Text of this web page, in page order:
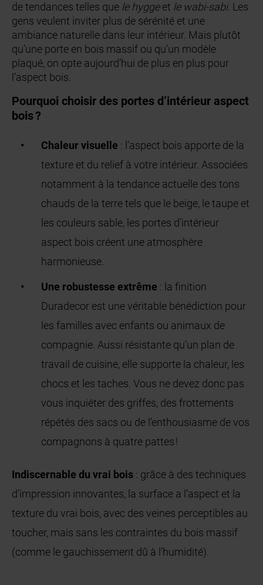
de tendances telles que le hyggeet le wabi-sabi. Les
gens veulent inviter plus de sérénité et une
ambiance naturelle dans leur intérieur. Mais plutôt
qu’une porte en bois massif ou qu’un modèle
plaqué, on opte aujourd’hui de plus en plus pour
l’aspect bois.
Pourquoi choisir des portes d’intérieur aspect
bois ?
Chaleur visuelle : l’aspect bois apporte de la
texture et du relief à votre intérieur. Associées
notamment à la tendance actuelle des tons
chauds de la terre tels que le beige, le taupe et
les couleurs sable, les portes d’intérieur
aspect bois créent une atmosphère
harmonieuse.
Une robustesse extrême : la finition
Duradecor est une véritable bénédiction pour
les familles avec enfants ou animaux de
compagnie. Aussi résistante qu’un plan de
travail de cuisine, elle supporte la chaleur, les
chocs et les taches. Vous ne devez donc pas
vous inquiéter des griffes, des frottements
répétés des sacs ou de l’enthousiasme de vos
compagnons à quatre pattes !
Indiscernable du vrai bois : grâce à des techniques
d’impression innovantes, la surface a l’aspect et la
texture du vrai bois, avec des veines perceptibles au
toucher, mais sans les contraintes du bois massif
(comme le gauchissement dû à l’humidité).